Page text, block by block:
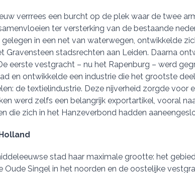
verrrees een burcht op de plek waar de twee
ter versterking van de bestaande
in een net van waterwegen, ontwikkelde
Gravensteen stadsrechten aan Leiden. Daarna
eerste vestgracht – nu het Rapenburg – werd
en ontwikkelde een industrie die het grootste
de textielindustrie. Deze nijverheid zorgde voor
werd zelfs een belangrijk exportartikel, vooral
die zich in het Hanzeverbond hadden
stad haar maximale grootte: het
Oude Singel in het noorden en de oostelijke